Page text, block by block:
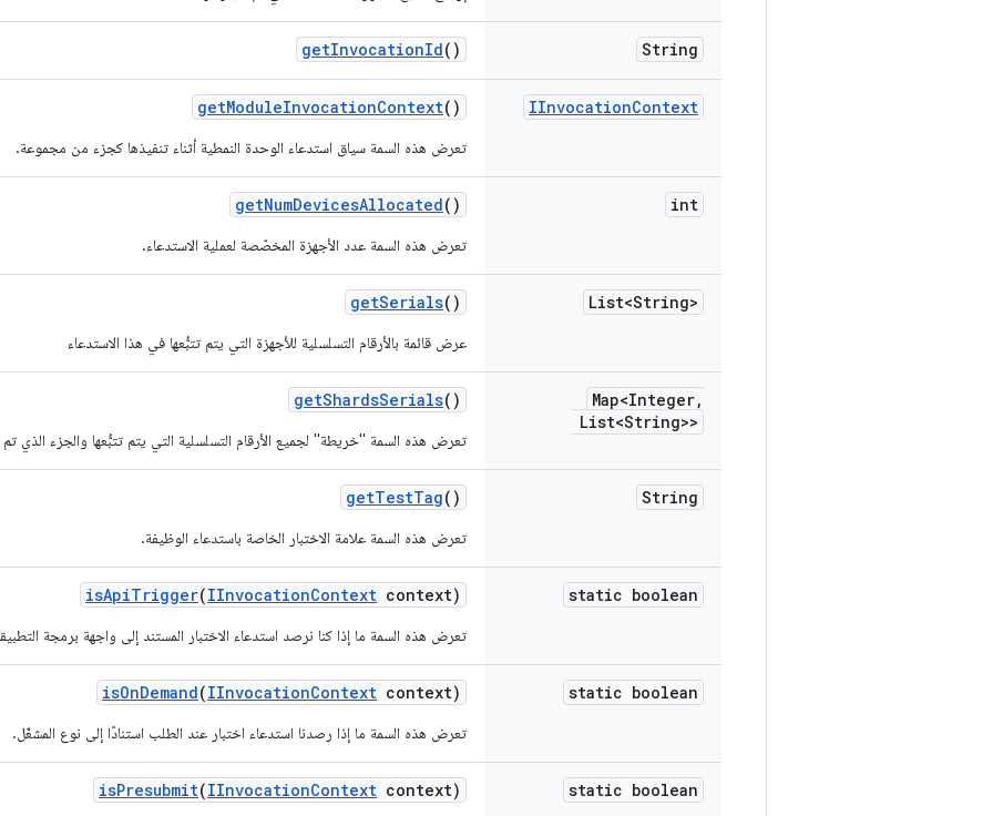
String
getInvocationId()
IInvocationContext
getModuleInvocationContext()
تعرض هذه السمة سياق استدعاء الوحدة النمطية أثناء تنفيذها كجزء من مجموعة.
int
getNumDevicesAllocated()
تعرض هذه السمة عدد الأجهزة المخصّصة لعملية الاستدعاء.
List<String>
getSerials()
عرض قائمة بالأرقام التسلسلية للأجهزة التي يتم تتبُّعها في هذا الاستدعاء
Map<Integer,
List<String>>
getShardsSerials()
تعرض هذه السمة "خريطة" لجميع الأرقام التسلسلية التي يتم تتبُّعها والجزء الذي
String
getTestTag()
تعرض هذه السمة علامة الاختبار الخاصة باستدعاء الوظيفة.
static boolean
isApiTrigger(IInvocationContext context)
تعرض هذه السمة ما إذا كنا نرصد استدعاء الاختبار المستند إلى واجهة برمجة
static boolean
isOnDemand(IInvocationContext context)
تعرض هذه السمة ما إذا رصدنا استدعاء اختبار عند الطلب استنادًا إلى نوع المشغّل.
static boolean
isPresubmit(IInvocationContext context)